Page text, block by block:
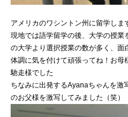
アメリカのワシントン州に留学しま
現地では語学留学の後、大学の授
の大学より選択授業の数が多く、面
体調に気を付けて頑張ってね！お
馳走様でした
ちなみに出発するAyanaちゃんを激
のお父様を激写してみました（笑）